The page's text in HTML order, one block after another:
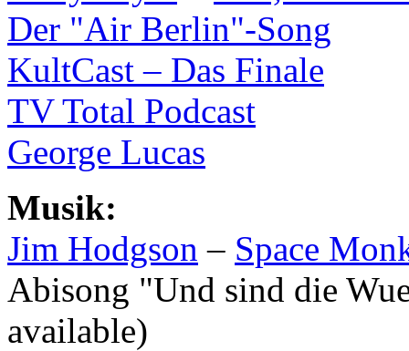
Der "Air Berlin"-Song
KultCast – Das Finale
TV Total Podcast
George Lucas
Musik:
Jim Hodgson – Space
Abisong "Und sind die
available)